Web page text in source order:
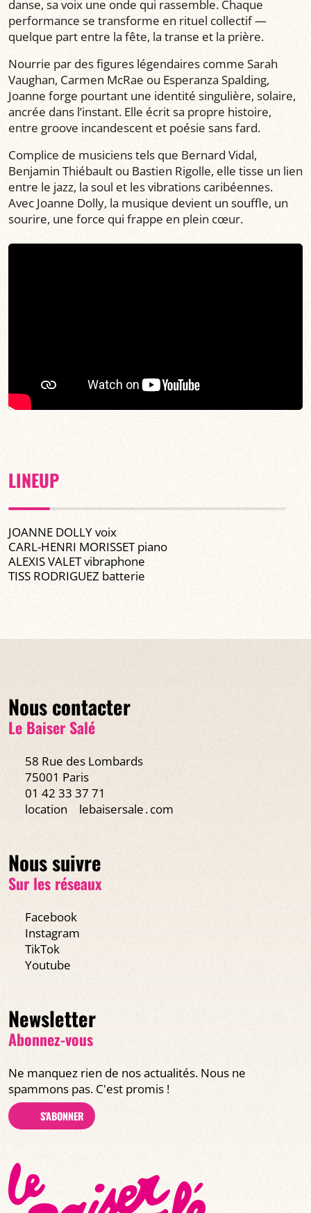
danse, sa voix une onde qui rassemble. Chaque
performance se transforme en rituel collectif —
quelque part entre la fête, la transe et la prière.
Nourrie par des figures légendaires comme Sarah
Vaughan, Carmen McRae ou Esperanza Spalding,
Joanne forge pourtant une identité singulière, solaire,
ancrée dans l’instant. Elle écrit sa propre histoire,
entre groove incandescent et poésie sans fard.
Complice de musiciens tels que Bernard Vidal,
Benjamin Thiébault ou Bastien Rigolle, elle tisse un lien
entre le jazz, la soul et les vibrations caribéennes.
Avec Joanne Dolly, la musique devient un souffle, un
sourire, une force qui frappe en plein cœur.
LINEUP
JOANNE DOLLY voix
CARL-HENRI MORISSET piano
ALEXIS VALET vibraphone
TISS RODRIGUEZ batterie
Nous contacter
Le Baiser Salé
58 Rue des Lombards
75001 Paris
01 42 33 37 71
location
lebaisersale․com
Nous suivre
Sur les réseaux
Facebook
Instagram
TikTok
Youtube
Newsletter
Abonnez-vous
Ne manquez rien de nos actualités. Nous ne
spammons pas. C'est promis !
S'ABONNER